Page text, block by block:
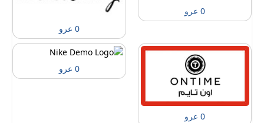
0 عرو
0 عرو
0 عرو
0 عرو